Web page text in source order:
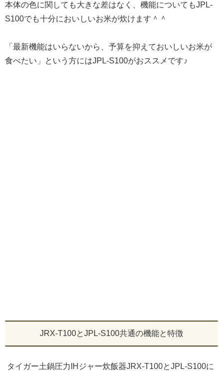
本体の色に関しても大きな差はなく、機能についてもJPL-
S100でも十分においしいお米が炊けます＾＾
「最新機能はいらないから、予算を抑えておいしいお米が
食べたい」という方にはJPL-S100がおススメです♪
JRX-T100とJPL-S100共通の機能と特徴
タイガー土鍋圧力IHジャー炊飯器JRX-T100とJPL-S100に